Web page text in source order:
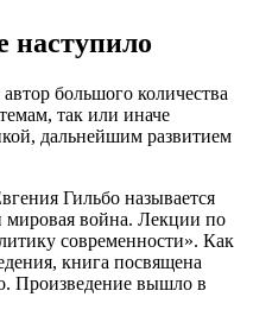
наступило
большого количества
так или иначе
дальнейшим развитием
Гильбо называется
мировая война. Лекции по
современности». Как
книга посвящена
Произведение вышло в